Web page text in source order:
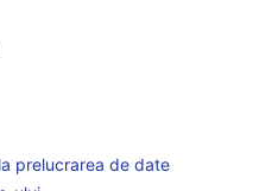
prelucrarea de date